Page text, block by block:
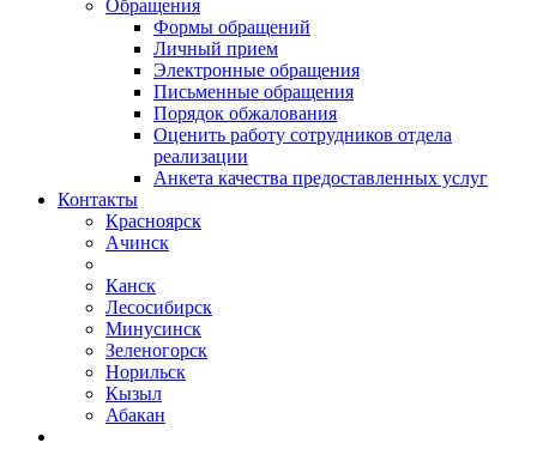
Обращения
Формы обращений
Личный прием
Электронные обращения
Письменные обращения
Порядок обжалования
Оценить работу сотрудников отдела
реализации
Анкета качества предоставленных услуг
Контакты
Красноярск
Ачинск
Канск
Лесосибирск
Минусинск
Зеленогорск
Норильск
Кызыл
Абакан